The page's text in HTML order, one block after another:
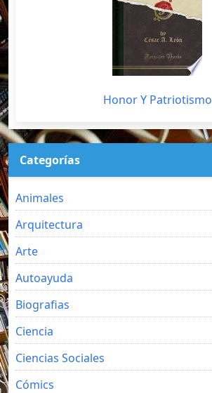
Honor Y Patriotismo
Categorías
Animales
Arquitectura
Arte
Autoayuda
Biografias
Ciencia
Ciencias Sociales
Cómics